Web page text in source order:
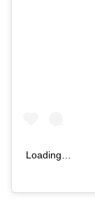
Loading…